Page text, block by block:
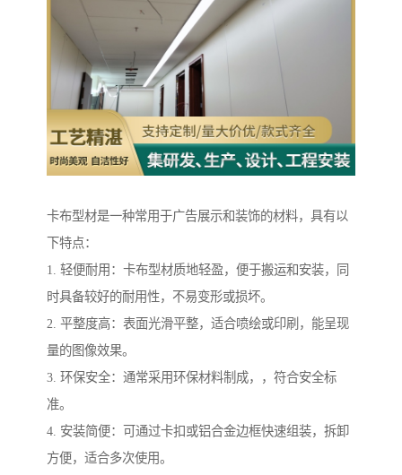
卡布型材是一种常用于广告展示和装饰的材料，具有以
下特点：
1. 轻便耐用：卡布型材质地轻盈，便于搬运和安装，同
时具备较好的耐用性，不易变形或损坏。
2. 平整度高：表面光滑平整，适合喷绘或印刷，能呈现
量的图像效果。
3. 环保安全：通常采用环保材料制成，，符合安全标
准。
4. 安装简便：可通过卡扣或铝合金边框快速组装，拆卸
方便，适合多次使用。